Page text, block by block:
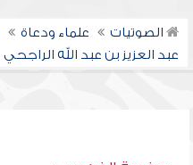
الصوتيات علماء ودعاة
عبد العزيز بن عبد الله الراجحي